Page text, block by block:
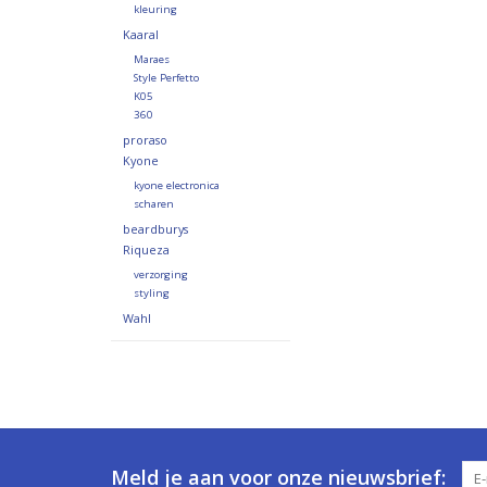
kleuring
Kaaral
Maraes
Style Perfetto
K05
360
proraso
Kyone
kyone electronica
scharen
beardburys
Riqueza
verzorging
styling
Wahl
Meld je aan voor onze nieuwsbrief: